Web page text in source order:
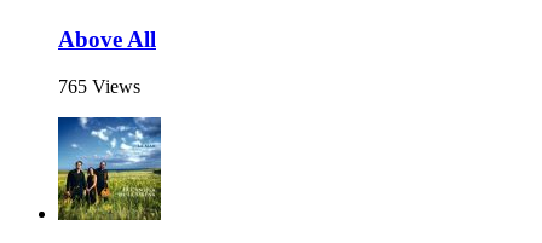
Above All
765 Views